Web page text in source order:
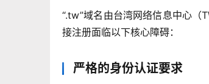
“.tw”域名由台湾网络信息中心（
接注册面临以下核心障碍：
严格的身份认证要求